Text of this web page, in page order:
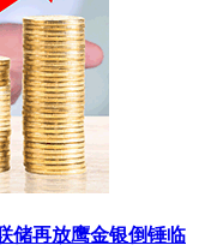
储再放鹰金银倒锤临